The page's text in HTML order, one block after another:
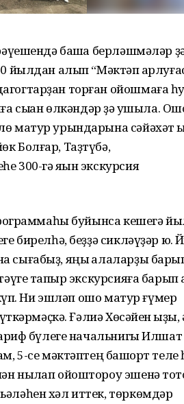
башҡа берләшмәләр
йылдан алып “Мәктәп
торған ойошмаға
өлкәндәр ҙә ҡушыла.
матур урындарына сәйәхәт
Болғар, Таҙтүбә,
300-гә яҡын экскурсия
буйынса кешегә
бирелһә, беҙҙә сикләүҙәр юҡ.
сығабыҙ, яңы ҡалаларҙы
тапҡыр экскурсияға барып
Ни эшләп ошо матур ғүмер
Ғәлиә Хөсәйен ҡыҙы,
бүлеге начальнигы Илшат
5-се мәктәптең башҡорт теле
ныҡлап ойоштороу эшенә
хәл иттек, төркөмдәр